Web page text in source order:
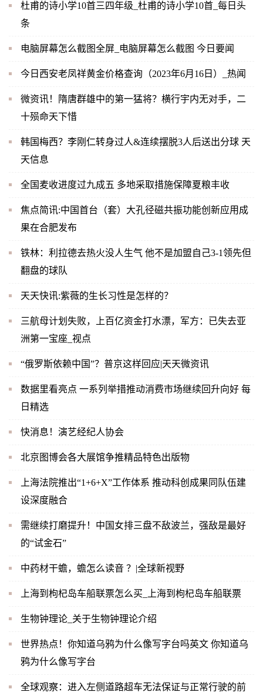
杜甫的诗小学10首三四年级_杜甫的诗小学10首_每日头
条
电脑屏幕怎么截图全屏_电脑屏幕怎么截图 今日要闻
今日西安老凤祥黄金价格查询（2023年6月16日）_热闻
微资讯！隋唐群雄中的第一猛将？横行宇内无对手，二
十殒命天下惜
韩国梅西？李刚仁转身过人&连续摆脱3人后送出分球 天
天信息
全国麦收进度过九成五 多地采取措施保障夏粮丰收
焦点简讯:中国首台（套）大孔径磁共振功能创新应用成
果在合肥发布
铁林：利拉德去热火没人生气 他不是加盟自己3-1领先但
翻盘的球队
天天快讯:紫薇的生长习性是怎样的？
三航母计划失败，上百亿资金打水漂，军方：已失去亚
洲第一宝座_视点
“俄罗斯依赖中国”？普京这样回应|天天微资讯
数据里看亮点 一系列举措推动消费市场继续回升向好 每
日精选
快消息！演艺经纪人协会
北京图博会各大展馆争推精品特色出版物
上海法院推出“1+6+X”工作体系 推动科创成果同队伍建
设深度融合
需继续打磨提升！中国女排三盘不敌波兰，强敌是最好
的“试金石”
中药材干蟾，蟾怎么读音 ？|全球新视野
上海到枸杞岛车船联票怎么买_上海到枸杞岛车船联票
生物钟理论_关于生物钟理论介绍
世界热点！你知道乌鸦为什么像写字台吗英文 你知道乌
鸦为什么像写字台
全球观察：进入左侧道路超车无法保证与正常行驶的前